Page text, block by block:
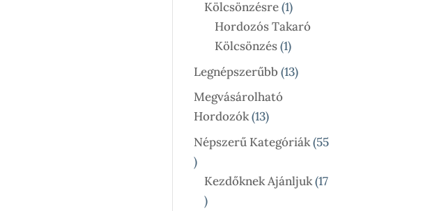
Kölcsönzésre 11
Termék
Hordozós Takaró
Kölcsönzés 11
Termék
Legnépszerűbb 1313
Megvásárolható
Hordozók 1313
Termék
Népszerű Kategóriák 55
55
Termék
Kezdőknek Ajánljuk 17
17